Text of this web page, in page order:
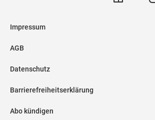
Impressum
AGB
Datenschutz
Barrierefreiheitserklärung
Abo kündigen